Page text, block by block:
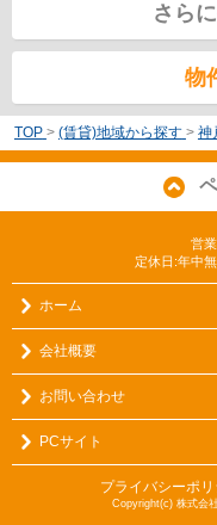
さら
物
TOP > (賃貸)地域から探す > 神
営
定休日:年中
ホーム
会社概要
お問い合わせ
PCサイト
プライバシーポリ
Copyright(c) 株式会